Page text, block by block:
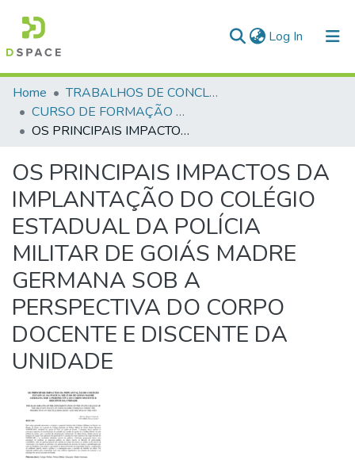
Log In (current)
Communities & Collections
All of DSpace
Home
TRABALHOS DE CONCLUSÃO DE CURSO - CFP (CURSO DE FORMAÇÃO DE PRAÇAS)
CURSO DE FORMAÇÃO DE PRAÇAS - CFP - 2018
OS PRINCIPAIS IMPACTOS DA IMPLANTAÇÃO DO COLÉGIO ESTADUAL DA POLÍCIA MILITAR DE GOIÁS MADRE GERMANA SOB A PERSPECTIVA DO CORPO DOCENTE E DISCENTE DA UNIDADE
OS PRINCIPAIS IMPACTOS DA
IMPLANTAÇÃO DO COLÉGIO
ESTADUAL DA POLÍCIA
MILITAR DE GOIÁS MADRE
GERMANA SOB A
PERSPECTIVA DO CORPO
DOCENTE E DISCENTE DA
UNIDADE